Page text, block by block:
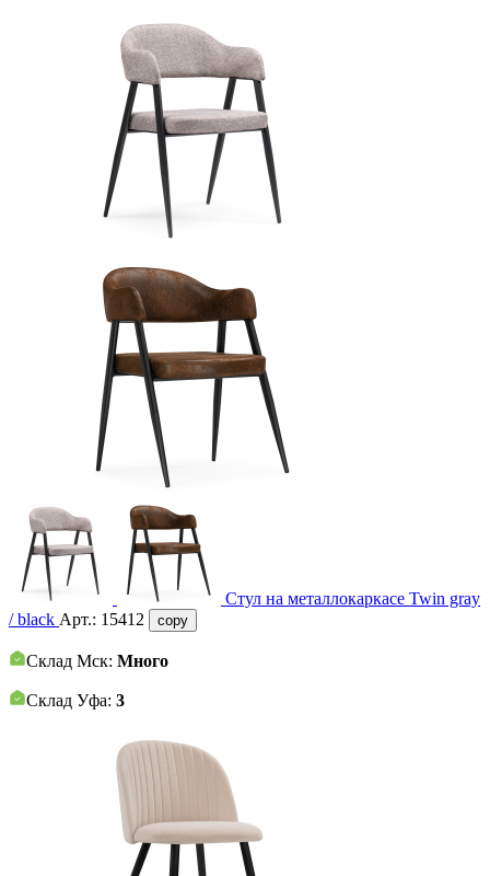
Стул на металлокаркасе Twin gray
/ black Арт.: 15412 copy
Склад Мск: Много
Склад Уфа: 3